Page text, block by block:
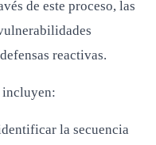
de este proceso, las
reactivas.
incluyen:
la secuencia